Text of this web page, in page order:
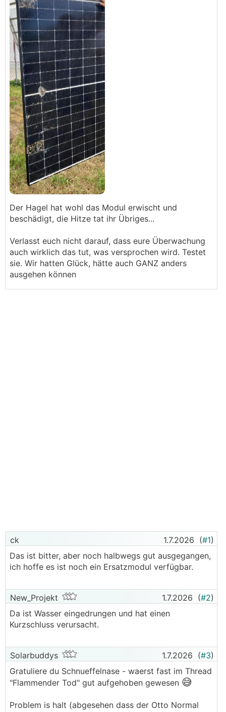
Der Hagel hat wohl das Modul erwischt und
beschädigt, die Hitze tat ihr Übriges...
Verlasst euch nicht darauf, dass eure Überwachung
auch wirklich das tut, was versprochen wird. Testet
sie. Wir hatten Glück, hätte auch GANZ anders
ausgehen können
ck 1.7.2026 (#1)
Das ist bitter, aber noch halbwegs gut ausgegangen,
ich hoffe es ist noch ein Ersatzmodul verfügbar.
New_Projekt 1.7.2026 (#2)
Da ist Wasser eingedrungen und hat einen
Kurzschluss verursacht.
Solarbuddys 1.7.2026 (#3)
Gratuliere du Schnueffelnase - waerst fast im Thread
"Flammender Tod" gut aufgehoben gewesen 😅
Problem is halt (abgesehen dass der Otto Normal